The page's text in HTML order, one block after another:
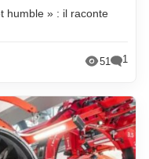
humble » : il raconte
51 1